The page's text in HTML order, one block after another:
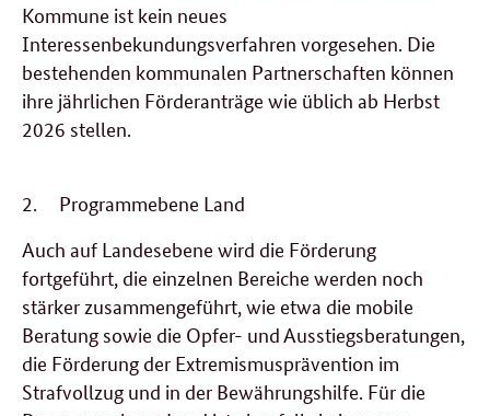
Kommune ist kein neues
Interessenbekundungsverfahren vorgesehen. Die
bestehenden kommunalen Partnerschaften können
ihre jährlichen Förderanträge wie üblich ab Herbst
2026 stellen.
2. Programmebene Land
Auch auf Landesebene wird die Förderung
fortgeführt, die einzelnen Bereiche werden noch
stärker zusammengeführt, wie etwa die mobile
Beratung sowie die Opfer- und Ausstiegsberatungen,
die Förderung der Extremismusprävention im
Strafvollzug und in der Bewährungshilfe. Für die